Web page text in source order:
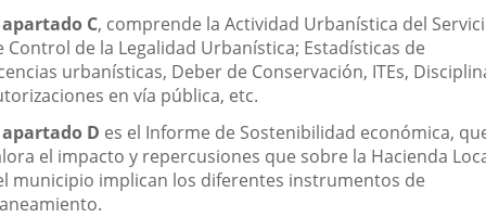
apartado C, comprende la Actividad Urbanística del
Control de la Legalidad Urbanística; Estadísticas de
urbanísticas, Deber de Conservación, ITEs,
en vía pública, etc.
apartado D es el Informe de Sostenibilidad económica,
el impacto y repercusiones que sobre la Hacienda
municipio implican los diferentes instrumentos de